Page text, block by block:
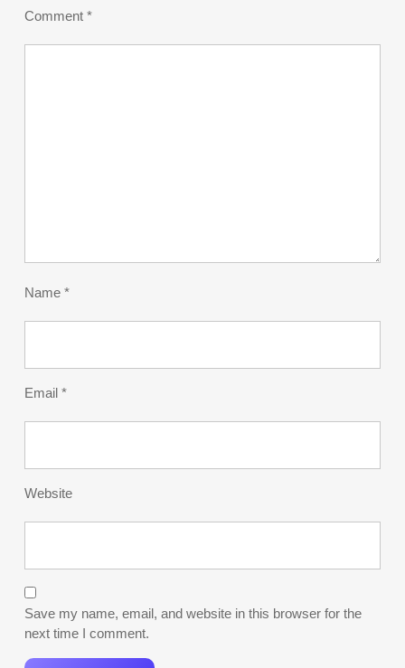
Comment *
Name *
Email *
Website
Save my name, email, and website in this browser for the
next time I comment.